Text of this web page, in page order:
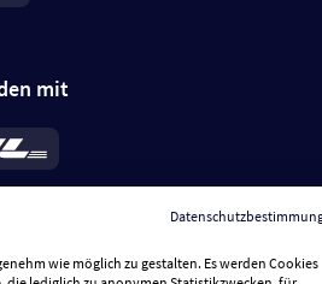
mit
€; bei Kühlware zzgl. 0,99 €
insgesamt 7,94 €. Lieferzeit3-
wie möglich zu gestalten. Es werden Cookies